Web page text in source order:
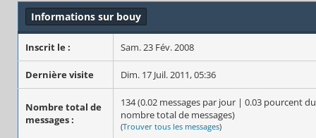
Informations sur bouy
Inscrit le : Sam. 23 Fév. 2008
Dernière visite Dim. 17 Juil. 2011, 05:36
Nombre total de
messages :
134 (0.02 messages par jour | 0.03 pourcent du
nombre total de messages)
(Trouver tous les messages)